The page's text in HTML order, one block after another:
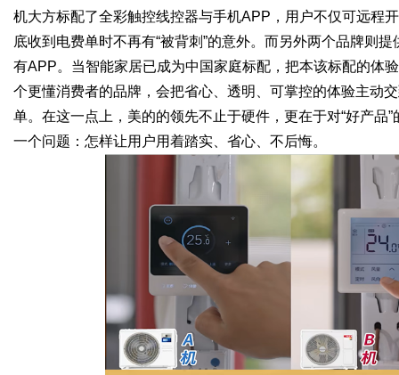
机大方标配了全彩触控线控器与手机APP，用户不仅可远
底收到电费单时不再有“被背刺”的意外。而另外两个品牌则
有APP。当智能家居已成为中国家庭标配，把本该标配的体
个更懂消费者的品牌，会把省心、透明、可掌控的体验主动
单。在这一点上，美的的领先不止于硬件，更在于对“好产
一个问题：怎样让用户用着踏实、省心、不后悔。